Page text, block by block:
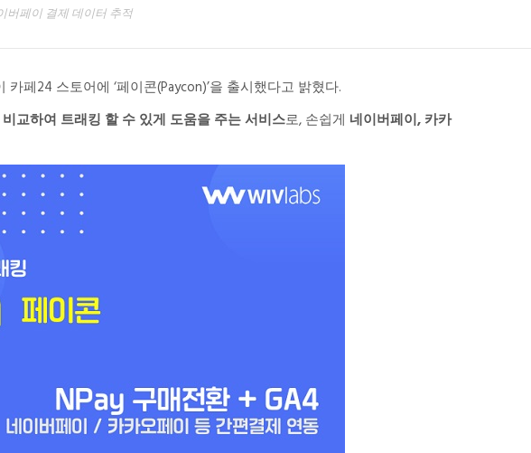
버페이 결제 데이터 추적
페24 스토어에 ‘페이콘(Paycon)’을 출시했다고 밝혔다.
교하여 트래킹 할 수 있게 도움을 주는 서비스로, 손쉽게 네이버페이, 카카